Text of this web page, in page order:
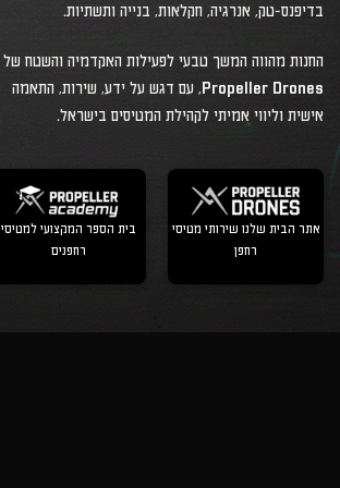
בדיפנס-טק, אנרגיה, חקלאות, בנייה ותשתיות.
החנות מהווה המשך טבעי לפעילות האקדמיה והשטח של
Propeller Drones, עם דגש על ידע, שירות, התאמה
אישית וליווי אמיתי לקהילת המטיסים בישראל.
אתר הבית שלנו שירותי מטיסי
רחפן
בית הספר המקצועי למטיסי
רחפנים